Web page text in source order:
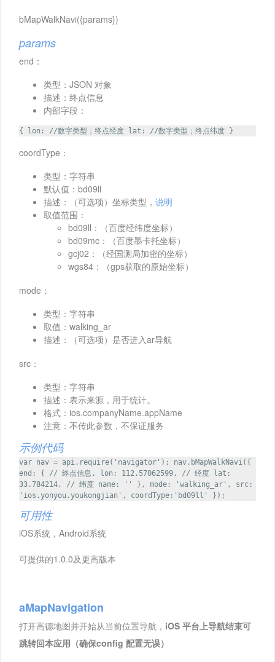
bMapWalkNavi({params})
params
end：
类型：JSON 对象
描述：终点信息
内部字段：
{ lon: //数字类型；终点经度 lat: //数字类型；终点纬度 }
coordType：
类型：字符串
默认值：bd09ll
描述：（可选项）坐标类型， 说明
取值范围：
bd09ll：（百度经纬度坐标）
bd09mc：（百度墨卡托坐标）
gcj02：（经国测局加密的坐标）
wgs84：（gps获取的原始坐标）
mode：
类型：字符串
取值：walking_ar
描述：（可选项）是否进入ar导航
src：
类型：字符串
描述：表示来源，用于统计。
格式：ios.companyName.appName
注意：不传此参数，不保证服务
示例代码
var nav = api.require('navigator'); nav.bMapWalkNavi({
end: { // 终点信息. lon: 112.57062599, // 经度 lat:
33.784214, // 纬度 name: '' }, mode: 'walking_ar', src:
'ios.yonyou.youkongjian', coordType:'bd09ll' });
可用性
iOS系统，Android系统
可提供的1.0.0及更高版本
aMapNavigation
打开高德地图并开始从当前位置导航， iOS 平台上导航结束可
跳转回本应用（确保config 配置无误）